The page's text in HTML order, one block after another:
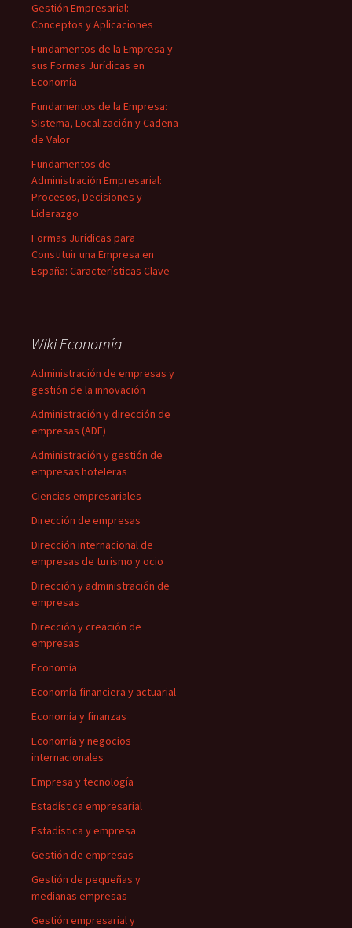
Gestión Empresarial:
Conceptos y Aplicaciones
Fundamentos de la Empresa y
sus Formas Jurídicas en
Economía
Fundamentos de la Empresa:
Sistema, Localización y Cadena
de Valor
Fundamentos de
Administración Empresarial:
Procesos, Decisiones y
Liderazgo
Formas Jurídicas para
Constituir una Empresa en
España: Características Clave
Wiki Economía
Administración de empresas y
gestión de la innovación
Administración y dirección de
empresas (ADE)
Administración y gestión de
empresas hoteleras
Ciencias empresariales
Dirección de empresas
Dirección internacional de
empresas de turismo y ocio
Dirección y administración de
empresas
Dirección y creación de
empresas
Economía
Economía financiera y actuarial
Economía y finanzas
Economía y negocios
internacionales
Empresa y tecnología
Estadística empresarial
Estadística y empresa
Gestión de empresas
Gestión de pequeñas y
medianas empresas
Gestión empresarial y